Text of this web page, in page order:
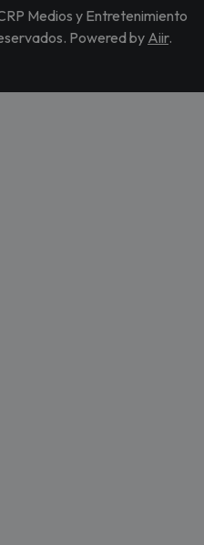
Medios y Entretenimiento
Powered by Aiir.